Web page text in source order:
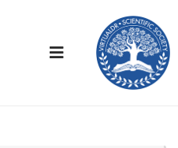
دکتر مجازی -